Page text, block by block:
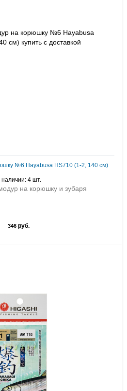
№6 Hayabusa HS710 (1-2, 140 см)
наличии: 4 шт.
на корюшку и зубаря
346руб.